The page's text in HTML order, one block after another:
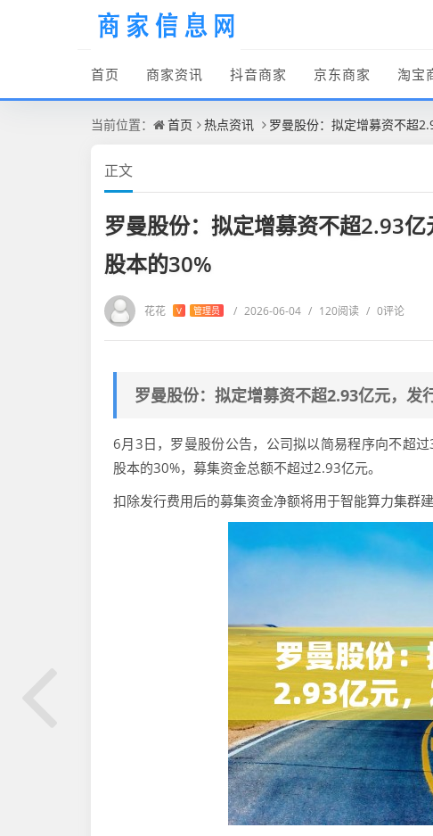
首页 商家资讯 抖音商家 京东商家 淘宝
当前位置： 首页 热点资讯 罗曼股份：拟定增募资不超
正文
罗曼股份：拟定增募资不超2.93
股本的30%
花花 V 管理员 / 2026-06-04 / 120阅读 / 0评论
罗曼股份：拟定增募资不超2.93亿元，
6月3日，罗曼股份公告，公司拟以简易程序向不超
股本的30%，募集资金总额不超过2.93亿元。
扣除发行费用后的募集资金净额将用于智能算力集群建